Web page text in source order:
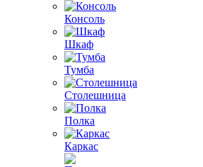
Консоль
Шкаф
Тумба
Столешница
Полка
Каркас